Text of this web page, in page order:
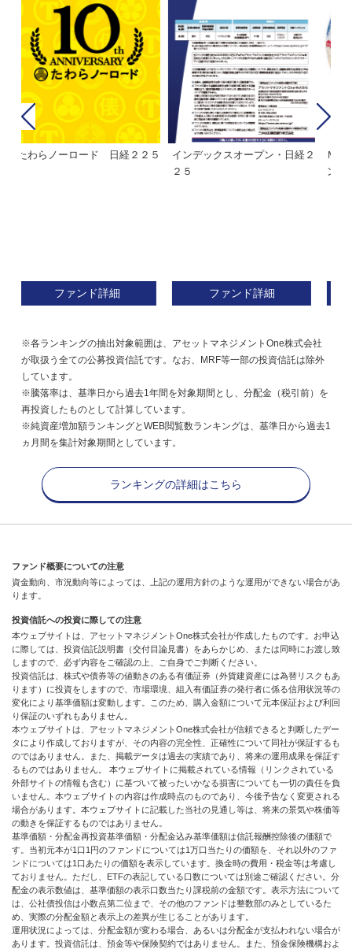
ＭＨＡＭ株式インデックスファ
ファンド詳細
インデックスミリオン
ファンド詳細
※各ランキングの抽出対象範囲は、アセットマネジメントOne株式会社
が取扱う全ての公募投資信託です。なお、MRF等一部の投資信託は除外
しています。
※騰落率は、基準日から過去1年間を対象期間とし、分配金（税引前）を
再投資したものとして計算しています。
※純資産増加額ランキングとWEB閲覧数ランキングは、基準日から過去1
ヵ月間を集計対象期間としています。
ランキングの詳細はこちら
ファンド概要についての注意
資金動向、市況動向等によっては、上記の運用方針のような運用ができない場合があ
ります。
投資信託への投資に際しての注意
本ウェブサイトは、アセットマネジメントOne株式会社が作成したものです。お申込
に際しては、投資信託説明書（交付目論見書）をあらかじめ、または同時にお渡し致
しますので、必ず内容をご確認の上、ご自身でご判断ください。
投資信託は、株式や債券等の値動きのある有価証券（外貨建資産には為替リスクもあ
ります）に投資をしますので、市場環境、組入有価証券の発行者に係る信用状況等の
変化により基準価額は変動します。このため、購入金額について元本保証および利回
り保証のいずれもありません。
本ウェブサイトは、アセットマネジメントOne株式会社が信頼できると判断したデー
タにより作成しておりますが、その内容の完全性、正確性について同社が保証するも
のではありません。また、掲載データは過去の実績であり、将来の運用成果を保証す
るものではありません。 本ウェブサイトに掲載されている情報（リンクされている
外部サイトの情報も含む）に基づいて被ったいかなる損害についても一切の責任を負
いません。本ウェブサイトの内容は作成時点のものであり、今後予告なく変更される
場合があります。本ウェブサイトに記載した当社の見通し等は、将来の景気や株価等
の動きを保証するものではありません。
基準価額・分配金再投資基準価額・分配金込み基準価額は信託報酬控除後の価額で
す。当初元本が1口1円のファンドについては1万口当たりの価額を、それ以外のファ
ンドについては1口あたりの価額を表示しています。換金時の費用・税金等は考慮し
ておりません。ただし、ETFの表記している口数については別途ご確認ください。分
配金の表示数値は、基準価額の表示口数当たり課税前の金額です。表示方法について
は、公社債投信は小数点第二位まで、その他のファンドは整数部のみとしているた
め、実際の分配金額と表示上の差異が生じることがあります。
運用状況によっては、分配金額が変わる場合、あるいは分配金が支払われない場合が
あります。投資信託は、預金等や保険契約ではありません。また、預金保険機構およ